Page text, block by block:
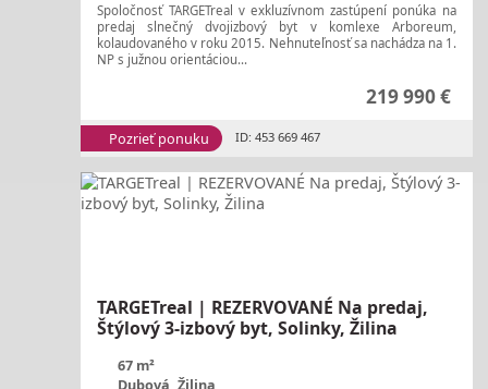
Spoločnosť TARGETreal v exkluzívnom zastúpení ponúka na
predaj slnečný dvojizbový byt v komlexe Arboreum,
kolaudovaného v roku 2015. Nehnuteľnosť sa nachádza na 1.
NP s južnou orientáciou...
219 990 €
Pozrieť ponuku ID: 453 669 467
TARGETreal | REZERVOVANÉ Na predaj,
Štýlový 3-izbový byt, Solinky, Žilina
67 m²
Dubová, Žilina